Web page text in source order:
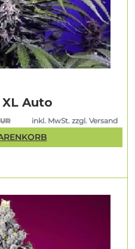
Auto
inkl. MwSt. zzgl. Versand